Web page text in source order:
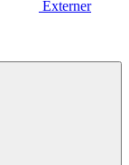
Externer